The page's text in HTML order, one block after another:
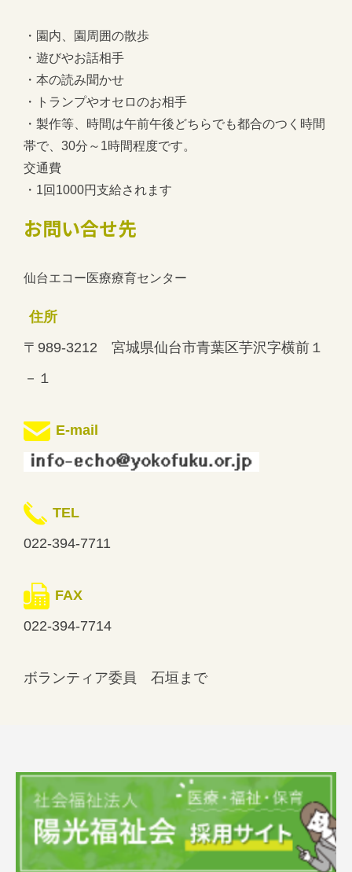
・園内、園周囲の散歩
・遊びやお話相手
・本の読み聞かせ
・トランプやオセロのお相手
・製作等、時間は午前午後どちらでも都合のつく時間
帯で、30分～1時間程度です。
交通費
・1回1000円支給されます
お問い合せ先
仙台エコー医療療育センター
住所
〒989-3212 宮城県仙台市青葉区芋沢字横前１
－１
E-mail
TEL
022-394-7711
FAX
022-394-7714
ボランティア委員 石垣まで